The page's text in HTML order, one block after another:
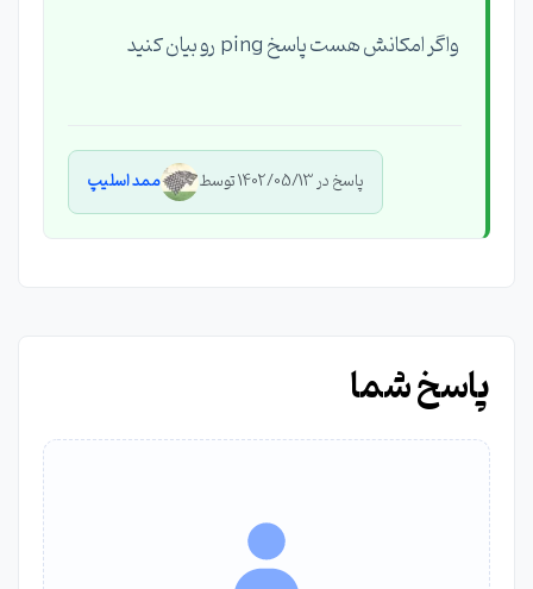
واگر امکانش هست پاسخ ping رو بیان کنید
پاسخ در 1402/05/13 توسط ممد اسلیپ
پاسخ شما